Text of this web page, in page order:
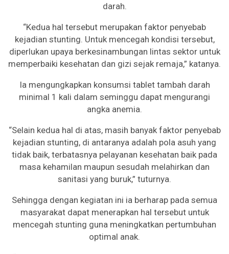
darah.
“Kedua hal tersebut merupakan faktor penyebab
kejadian stunting. Untuk mencegah kondisi tersebut,
diperlukan upaya berkesinambungan lintas sektor untuk
memperbaiki kesehatan dan gizi sejak remaja,” katanya.
Ia mengungkapkan konsumsi tablet tambah darah
minimal 1 kali dalam seminggu dapat mengurangi
angka anemia.
“Selain kedua hal di atas, masih banyak faktor penyebab
kejadian stunting, di antaranya adalah pola asuh yang
tidak baik, terbatasnya pelayanan kesehatan baik pada
masa kehamilan maupun sesudah melahirkan dan
sanitasi yang buruk,” tuturnya.
Sehingga dengan kegiatan ini ia berharap pada semua
masyarakat dapat menerapkan hal tersebut untuk
mencegah stunting guna meningkatkan pertumbuhan
optimal anak.